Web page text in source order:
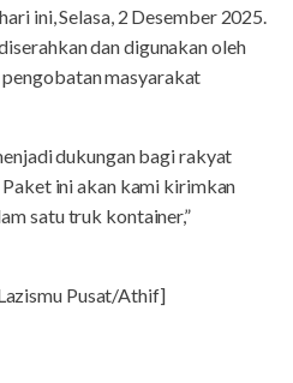
ini, Selasa, 2 Desember 2025.
dan digunakan oleh
masyarakat
dukungan bagi rakyat
ini akan kami kirimkan
satu truk kontainer,”
Pusat/Athif]